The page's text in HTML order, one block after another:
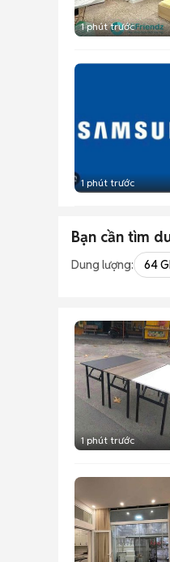
1 phút trước
1 phút trước
Bạn cần tìm
Dung lượng: 64
1 phút trước